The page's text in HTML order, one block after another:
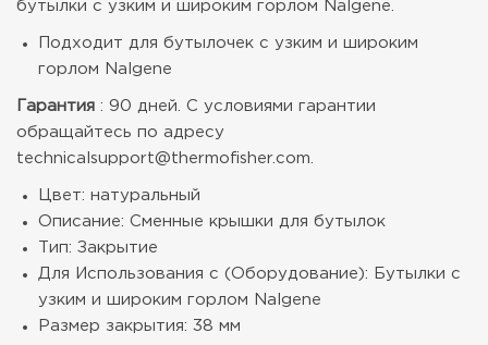
бутылки с узким и широким горлом Nalgene.
Подходит для бутылочек с узким и широким
горлом Nalgene
Гарантия : 90 дней. С условиями гарантии
обращайтесь по адресу
technicalsupport@thermofisher.com.
Цвет: натуральный
Описание: Сменные крышки для бутылок
Тип: Закрытие
Для Использования с (Оборудование): Бутылки с
узким и широким горлом Nalgene
Размер закрытия: 38 мм